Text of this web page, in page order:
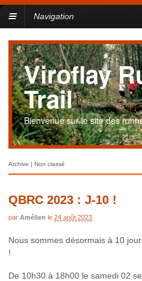
Navigation
Viroflay
Trail
Bienvenue sur le site des
Archive | Non classé
QBRC 2023 : J-10 !
par Amélien le 24 août 2023
Nous sommes désormais à 10
!
De 10h30 à 18h00 le samedi 02